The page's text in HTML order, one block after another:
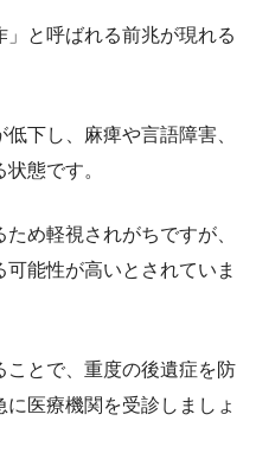
」と呼ばれる前兆が現れる
下し、麻痺や言語障害、
態です。
め軽視されがちですが、
能性が高いとされていま
ことで、重度の後遺症を防
医療機関を受診しましょ